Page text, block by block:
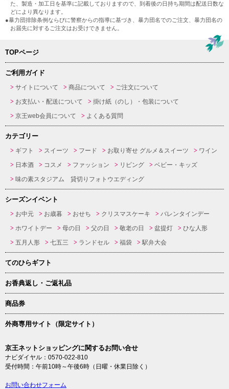
た、製造・加工日を基準に記載しておりますので、到着後の日持ち期間は配送日数な
どにより異なります。
●暴力団排除条例ならびに警察からの指導に基づき、暴力団名でのご注文、暴力団名の
お届先に対するご注文はお受けできません。
TOPページ
ご利用ガイド
サイトについて 商品について
ご注文について
お支払い・配送について
掛け紙（のし）・包装について
京王web会員について
よくある質問
カテゴリー
ギフト スイーツ フード お取り寄せ グルメ＆スイーツ
ワイン
日本酒
コスメ ファッション リビング
ベビー・キッズ
味の素スタジアム 貸切りフォトウエディング
シーズンイベント
お中元 お歳暮 おせち クリスマスケーキ
バレンタインデー
ホワイトデー
母の日 父の日 敬老の日 盆提灯
ひな人形
五月人形
七五三 ランドセル 福袋 駅弁大会
てのひらギフト
お香典返し・ご返礼品
商品券
外商専用サイト（限定サイト）
京王ネットショッピングに関するお問い合せ
ナビダイヤル：0570-022-810
受付時間：午前10時～午後6時（日曜・休業日除く）
お問い合わせフォーム